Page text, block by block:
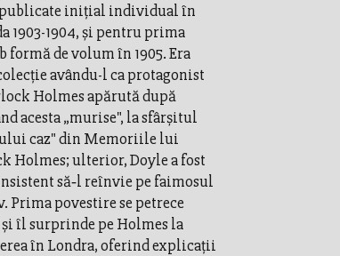
inițial individual în
1903-1904, și pentru prima
formă de volum în 1905. Era
avându-l ca protagonist
Holmes apărută după
acesta „murise", la sfârșitul
caz" din Memoriile lui
Holmes; ulterior, Doyle a fost
să‑l reînvie pe faimosul
Prima povestire se petrece
și îl surprinde pe Holmes la
în Londra, oferind explicații